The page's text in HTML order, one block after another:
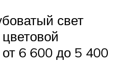
свет
6 600 до 5 400